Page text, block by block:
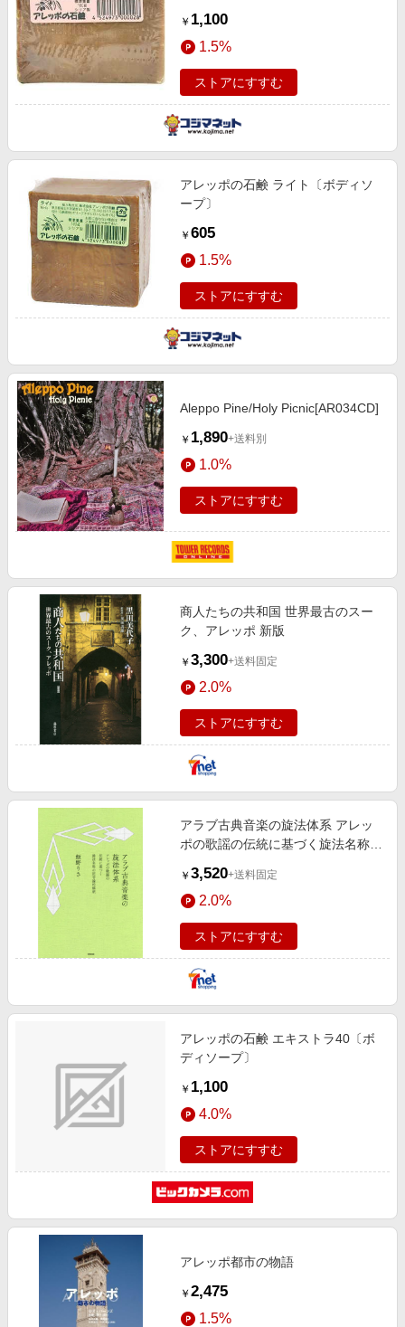
￥ 1,100
1.5%
ストアにすすむ
アレッポの石鹸 ライト〔ボディソ
ープ〕
￥ 605
1.5%
ストアにすすむ
Aleppo Pine/Holy Picnic[AR034CD]
￥ 1,890+送料別
1.0%
ストアにすすむ
商人たちの共和国 世界最古のスー
ク、アレッポ 新版
￥ 3,300+送料固定
2.0%
ストアにすすむ
アラブ古典音楽の旋法体系 アレッ
ポの歌謡の伝統に基づく旋法名称の
￥ 3,520+送料固定
2.0%
ストアにすすむ
アレッポの石鹸 エキストラ40〔ボ
ディソープ〕
￥ 1,100
4.0%
ストアにすすむ
アレッポ都市の物語
￥ 2,475
1.5%